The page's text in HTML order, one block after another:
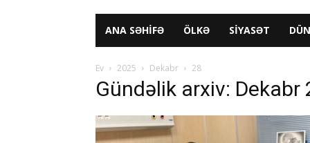
ANA SƏHIFƏ ÖLKƏ SIYASƏT
Ev 2025 Dekabr 28
Gündəlik arxiv: Dekabr